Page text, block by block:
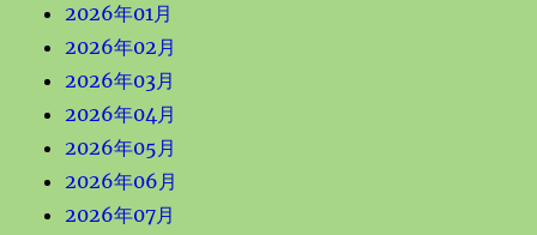
2026年01月
2026年02月
2026年03月
2026年04月
2026年05月
2026年06月
2026年07月